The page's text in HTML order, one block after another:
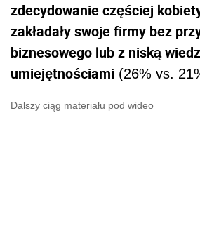
zdecydowanie częściej
zakładały swoje firmy bez
biznesowego lub z niską
umiejętnościami (26% vs.
Dalszy ciąg materiału pod wideo